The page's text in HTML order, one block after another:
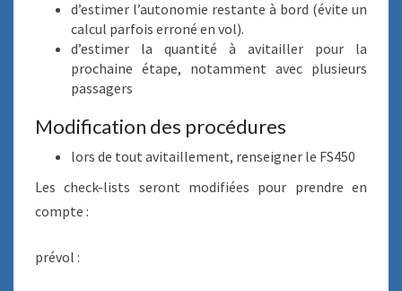
d’estimer l’autonomie restante à bord (évite un
calcul parfois erroné en vol).
d’estimer la quantité à avitailler pour la
prochaine étape, notamment avec plusieurs
passagers
Modification des procédures
lors de tout avitaillement, renseigner le FS450
Les check-lists seront modifiées pour prendre en
compte :
prévol :